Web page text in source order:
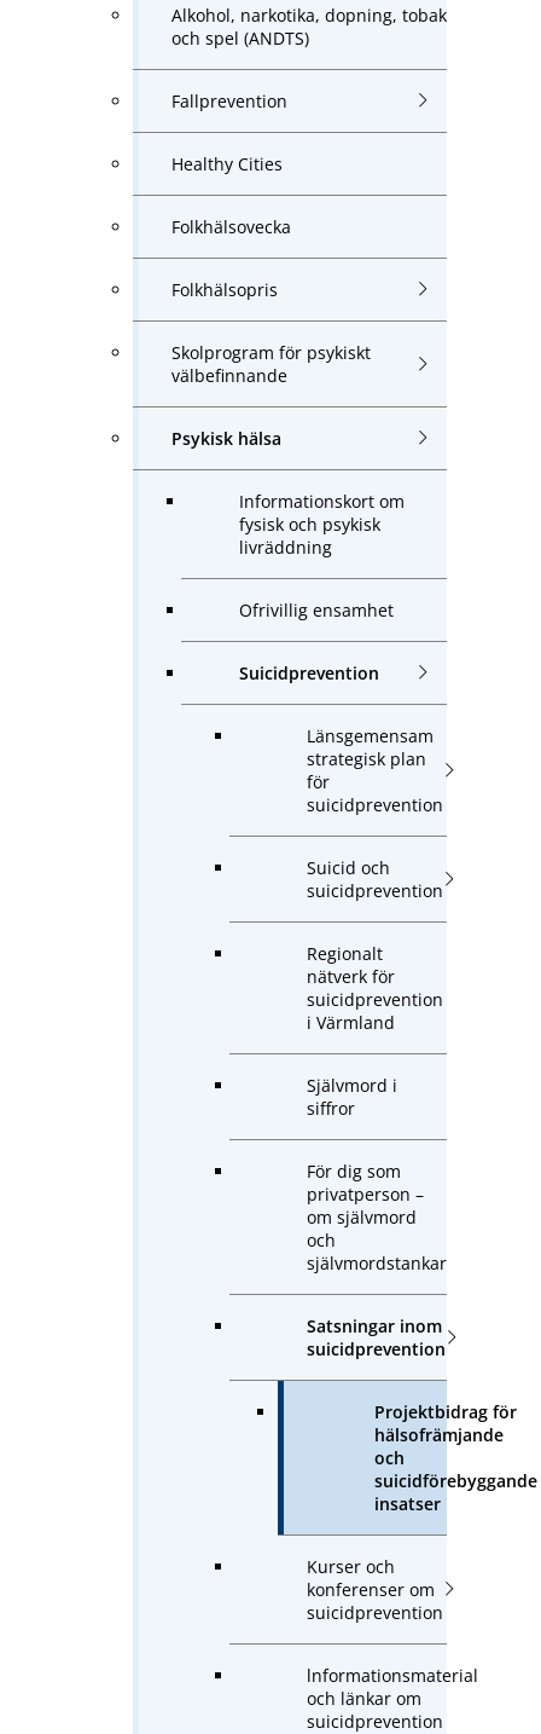
Alkohol, narkotika, dopning, tobak
och spel (ANDTS)
Fallprevention
Healthy Cities
Folkhälsovecka
Folkhälsopris
Skolprogram för psykiskt
välbefinnande
Psykisk hälsa
Informationskort om
fysisk och psykisk
livräddning
Ofrivillig ensamhet
Suicidprevention
Länsgemensam
strategisk plan
för
suicidprevention
Suicid och
suicidprevention
Regionalt
nätverk för
suicidprevention
i Värmland
Självmord i
siffror
För dig som
privatperson –
om självmord
och
självmordstankar
Satsningar inom
suicidprevention
Projektbidrag för
hälsofrämjande
och
suicidförebyggande
insatser
Kurser och
konferenser om
suicidprevention
lnformationsmaterial
och länkar om
suicidprevention